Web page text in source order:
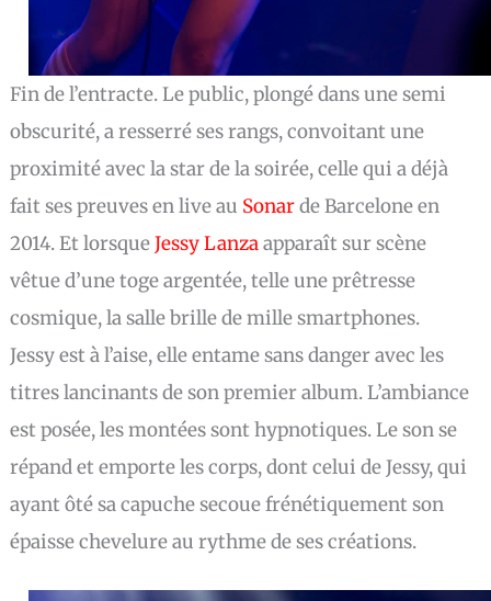
Fin de l’entracte. Le public, plongé dans une semi
obscurité, a resserré ses rangs, convoitant une
proximité avec la star de la soirée, celle qui a déjà
fait ses preuves en live au Sonarde Barcelone en
2014. Et lorsqueJessy Lanzaapparaît sur scène
vêtue d’une toge argentée, telle une prêtresse
cosmique, la salle brille de mille smartphones.
Jessy est à l’aise, elle entame sans danger avec les
titres lancinants de son premier album. L’ambiance
est posée, les montées sont hypnotiques. Le son se
répand et emporte les corps, dont celui de Jessy, qui
ayant ôté sa capuche secoue frénétiquement son
épaisse chevelure au rythme de ses créations.